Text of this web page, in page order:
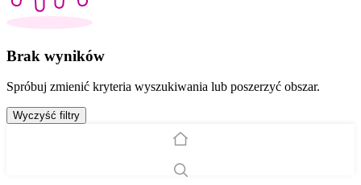
Brak wyników
Spróbuj zmienić kryteria wyszukiwania lub poszerzyć obszar.
Wyczyść filtry